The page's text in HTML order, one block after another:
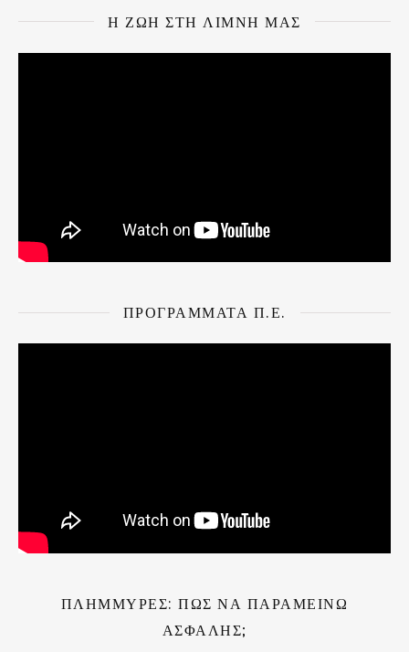
Η ΖΩΗ ΣΤΗ ΛΙΜΝΗ ΜΑΣ
ΠΡΌΓΡΑΜΜΑΤΑ Π.Ε.
ΠΛΗΜΜΎΡΕΣ: ΠΏΣ ΝΑ ΠΑΡΑΜΕΊΝΩ
ΑΣΦΑΛΉΣ;